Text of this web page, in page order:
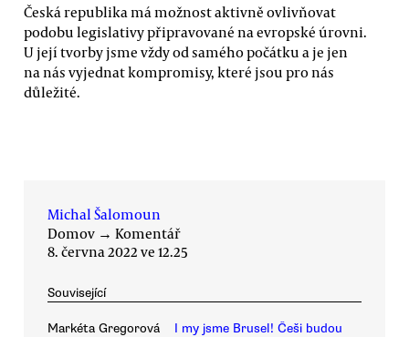
Česká republika má možnost aktivně ovlivňovat
podobu legislativy připravované na evropské úrovni.
U její tvorby jsme vždy od samého počátku a je jen
na nás vyjednat kompromisy, které jsou pro nás
důležité.
Michal Šalomoun
Domov → Komentář
8. června 2022 ve 12.25
Související
Markéta Gregorová
I my jsme Brusel! Češi budou